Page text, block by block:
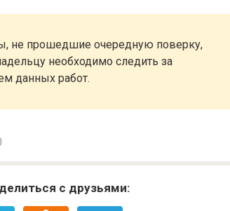
не прошедшие очередную поверку,
необходимо следить за
данных работ.
с друзьями: